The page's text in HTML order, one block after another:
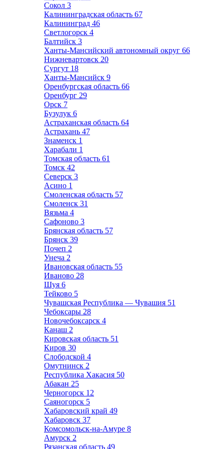
Сокол 3
Калининградская область 67
Калининград 46
Светлогорск 4
Балтийск 3
Ханты-Мансийский автономный округ 66
Нижневартовск 20
Сургут 18
Ханты-Мансийск 9
Оренбургская область 66
Оренбург 29
Орск 7
Бузулук 6
Астраханская область 64
Астрахань 47
Знаменск 1
Харабали 1
Томская область 61
Томск 42
Северск 3
Асино 1
Смоленская область 57
Смоленск 31
Вязьма 4
Сафоново 3
Брянская область 57
Брянск 39
Почеп 2
Унеча 2
Ивановская область 55
Иваново 28
Шуя 6
Тейково 5
Чувашская Республика — Чувашия 51
Чебоксары 28
Новочебоксарск 4
Канаш 2
Кировская область 51
Киров 30
Слободской 4
Омутнинск 2
Республика Хакасия 50
Абакан 25
Черногорск 12
Саяногорск 5
Хабаровский край 49
Хабаровск 37
Комсомольск-на-Амуре 8
Амурск 2
Рязанская область 49